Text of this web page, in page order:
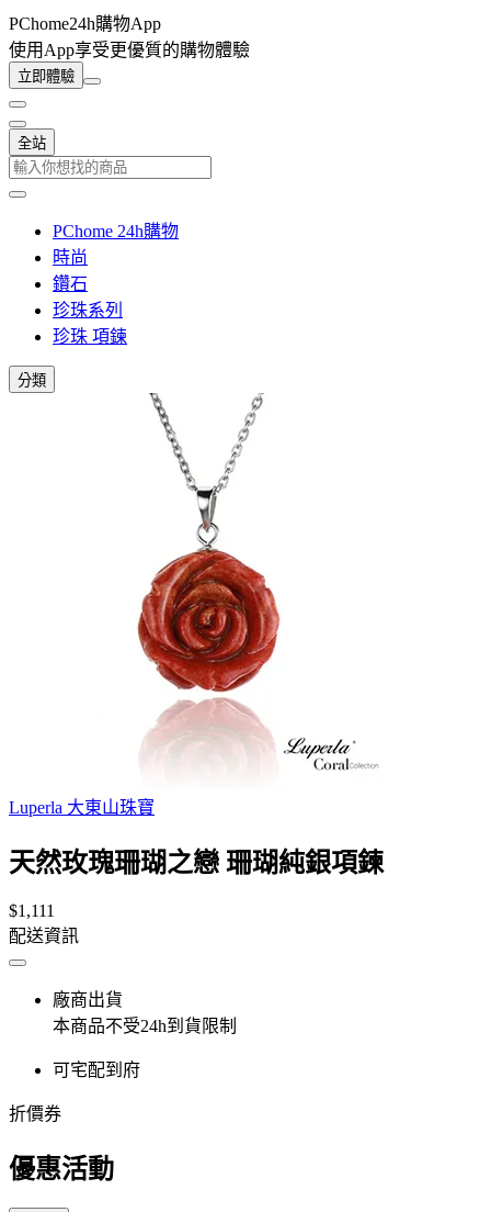
PChome24h購物App
使用App享受更優質的購物體驗
立即體驗
全站
PChome 24h購物
時尚
鑽石
珍珠系列
珍珠 項鍊
分類
Luperla 大東山珠寶
天然玫瑰珊瑚之戀 珊瑚純銀項鍊
$1,111
配送資訊
廠商出貨
本商品不受24h到貨限制
可宅配到府
折價券
優惠活動